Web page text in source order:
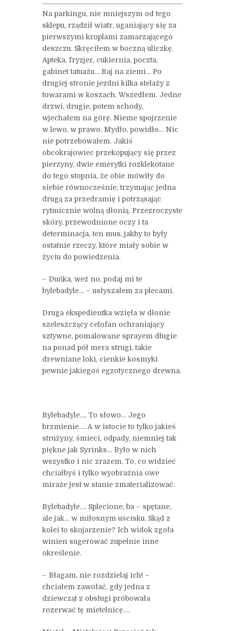
Na parkingu, nie mniejszym od tego
sklepu, rządził wiatr, uganiający się za
pierwszymi kroplami zamarzającego
deszczu. Skręciłem w boczną uliczkę.
Apteka, fryzjer, cukiernia, poczta,
gabinet tatuażu… Raj na ziemi… Po
drugiej stronie jezdni kilka stelaży z
towarami w koszach. Wszedłem. Jedne
drzwi, drugie, potem schody,
wjechałem na górę. Nieme spojrzenie
w lewo, w prawo. Mydło, powidło… Nic
nie potrzebowałem. Jakiś
obcokrajowiec przekopujący się przez
pierzyny, dwie emerytki rozklekotane
do tego stopnia, że obie mówiły do
siebie równocześnie, trzymając jedna
drugą za przedramię i potrząsając
rytmicznie wolną dłonią. Przezroczyste
skóry, przewodnione oczy i ta
determinacja, ten mus, jakby to były
ostatnie rzeczy, które miały sobie w
życiu do powiedzenia.
– Duńka, weź no, podaj mi te
bylebadyle… – usłyszałem za plecami.
Druga ekspedientka wzięła w dłonie
szeleszczący celofan ochraniający
sztywne, pomalowane sprayem długie
na ponad pół mera strugi, takie
drewniane loki, cienkie kosmyki
pewnie jakiegoś egzotycznego drewna.
Bylebadyle…. To słowo… Jego
brzmienie…. A w istocie to tylko jakieś
strużyny, śmieci, odpady, niemniej tak
piękne jak Syrinks… Było w nich
wszystko i nic zrazem. To, co widzieć
chciałbyś i tylko wyobraźnia owe
miraże jest w stanie zmaterializować.
Bylebadyle…. Splecione, ba – spętane,
ale jak… w miłosnym uścisku. Skąd z
kolei to skojarzenie? Ich widok zgoła
winien sugerować zupełnie inne
określenie.
– Błagam, nie rozdzielaj ich! –
chciałem zawołać, gdy jedna z
dziewcząt z obsługi próbowała
rozerwać tę mietelnicę….